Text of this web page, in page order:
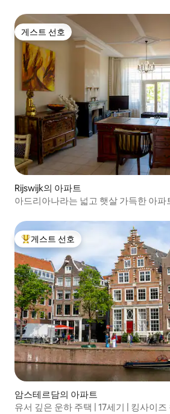
게스트 선호
게스트 선호
Rijswijk의 아파트
아드리아나라는 넓고 햇살 가득한 아파
상위 게스트 선호
게스트 선호
암스테르담의 아파트
유서 깊은 운하 주택 | 17세기 | 킹사이즈